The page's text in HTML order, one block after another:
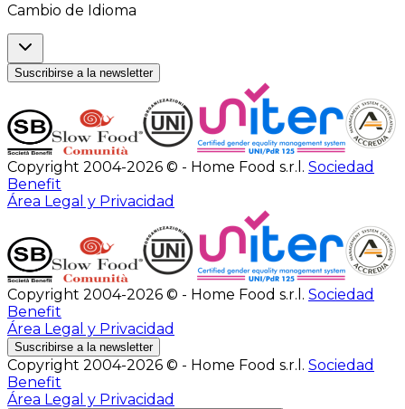
Cambio de Idioma
Suscribirse a la newsletter
Copyright 2004-2026 © - Home Food s.r.l. Sociedad
Benefit
Área Legal y Privacidad
Copyright 2004-2026 © - Home Food s.r.l. Sociedad
Benefit
Área Legal y Privacidad
Suscribirse a la newsletter
Copyright 2004-2026 © - Home Food s.r.l. Sociedad
Benefit
Área Legal y Privacidad